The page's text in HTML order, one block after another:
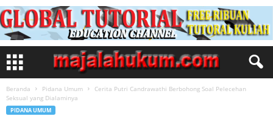
Beranda Pidana Umum
Cerita Putri Candrawathi Berbohong Soal Pelecehan
Seksual yang Dialaminya
PIDANA UMUM